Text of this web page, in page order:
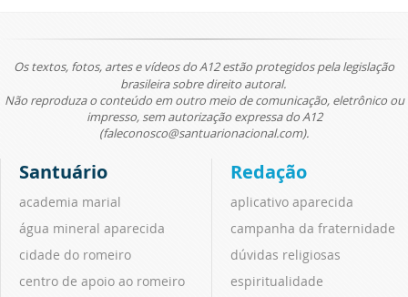
Os textos, fotos, artes e vídeos do A12 estão protegidos pela legislação
brasileira sobre direito autoral.
Não reproduza o conteúdo em outro meio de comunicação, eletrônico ou
impresso, sem autorização expressa do A12
(faleconosco@santuarionacional.com).
Santuário
academia marial
água mineral aparecida
cidade do romeiro
centro de apoio ao romeiro
Redação
aplicativo aparecida
campanha da fraternidade
dúvidas religiosas
espiritualidade